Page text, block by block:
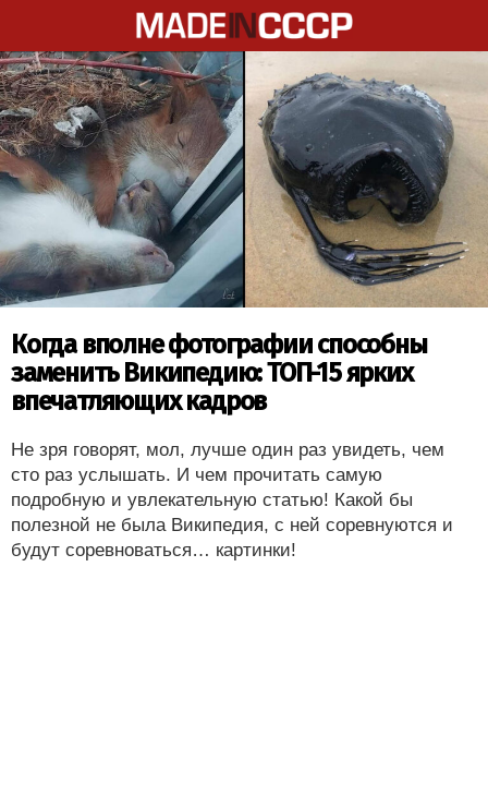
Когда вполне фотографии способны
заменить Википедию: ТОП-15 ярких
впечатляющих кадров
Не зря говорят, мол, лучше один раз увидеть, чем
сто раз услышать. И чем прочитать самую
подробную и увлекательную статью! Какой бы
полезной не была Википедия, с ней соревнуются и
будут соревноваться… картинки!